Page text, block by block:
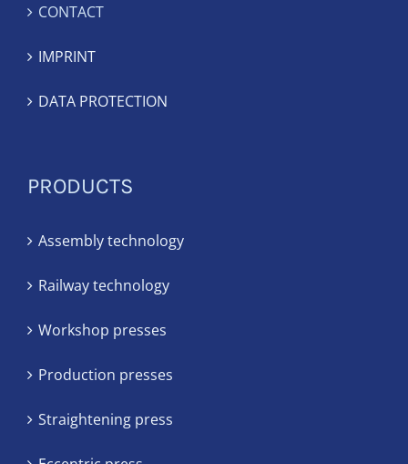
CONTACT
IMPRINT
DATA PROTECTION
PRODUCTS
Assembly technology
Railway technology
Workshop presses
Production presses
Straightening press